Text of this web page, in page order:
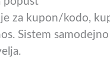
za kupon/kodo,
Sistem